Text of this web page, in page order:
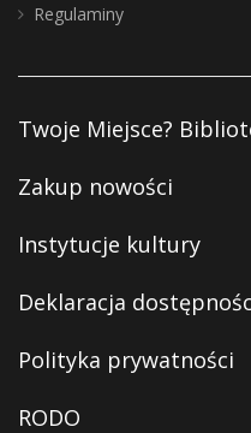
Regulaminy
Twoje Miejsce?
Zakup nowości
Instytucje kultury
Deklaracja
Polityka prywatności
RODO